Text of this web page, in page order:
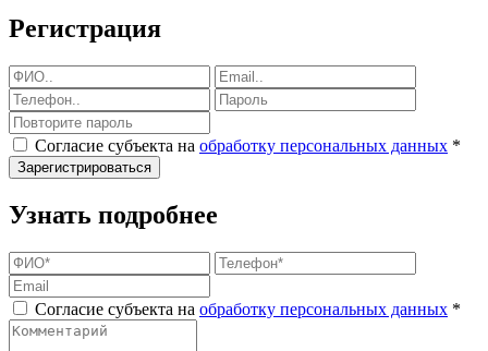
Регистрация
Согласие субъекта на обработку персональных данных *
Зарегистрироваться
Узнать подробнее
Согласие субъекта на обработку персональных данных *